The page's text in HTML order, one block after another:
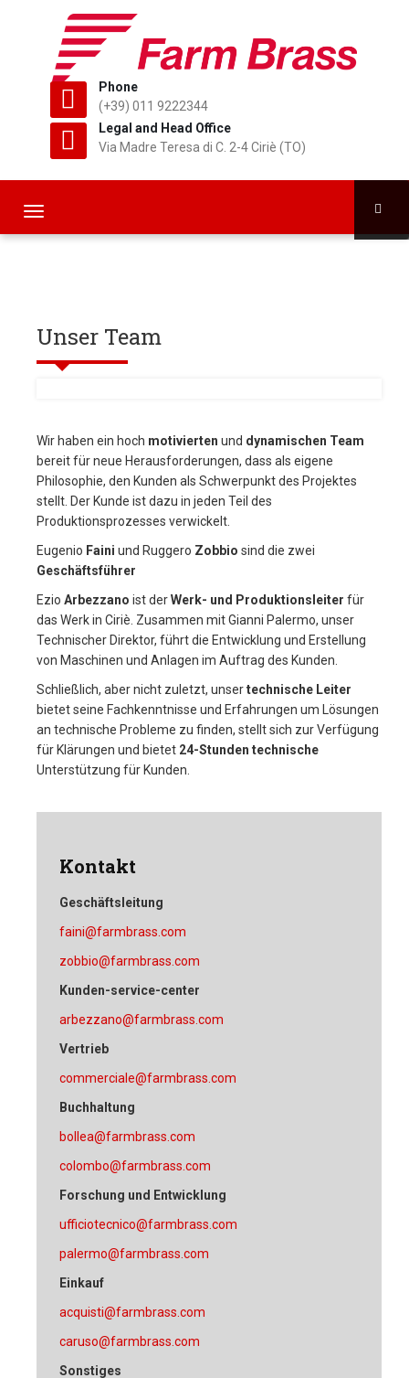
Phone
(+39) 011 9222344
Legal and Head Office
Via Madre Teresa di C. 2-4 Ciriè (TO)
T
o
n
a
t
o
n
Unser Team
Wir haben ein hoch motivierten und dynamischen Team
bereit für neue Herausforderungen, dass als eigene
Philosophie, den Kunden als Schwerpunkt des Projektes
stellt. Der Kunde ist dazu in jeden Teil des
Produktionsprozesses verwickelt.
Eugenio Faini und Ruggero Zobbio sind die zwei
Geschäftsführer
Ezio Arbezzano ist derWerk- und Produktionsleiter für
das Werk in Ciriè. Zusammen mit Gianni Palermo, unser
Technischer Direktor, führt die Entwicklung und Erstellung
von Maschinen und Anlagen im Auftrag des Kunden.
Schließlich, aber nicht zuletzt, unsertechnische Leiter
bietet seine Fachkenntnisse und Erfahrungen um Lösungen
an technische Probleme zu finden, stellt sich zur Verfügung
für Klärungen und bietet 24-Stunden technische
Unterstützung für Kunden.
Kontakt
Geschäftsleitung
faini@farmbrass.com
zobbio@farmbrass.com
Kunden-service-center
arbezzano@farmbrass.com
Vertrieb
commerciale@farmbrass.com
Buchhaltung
bollea@farmbrass.com
colombo@farmbrass.com
Forschung und Entwicklung
ufficiotecnico@farmbrass.com
palermo@farmbrass.com
Einkauf
acquisti@farmbrass.com
caruso@farmbrass.com
Sonstiges